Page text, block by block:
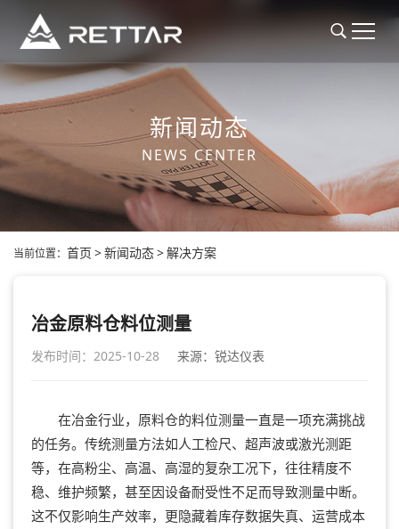
新闻动态
NEWS CENTER
当前位置： 首页 >新闻动态>解决方案
冶金原料仓料位测量
发布时间：2025-10-28 来源：锐达仪表
在冶金行业，原料仓的料位测量一直是一项充满挑战
的任务。传统测量方法如人工检尺、超声波或激光测距
等，在高粉尘、高温、高湿的复杂工况下，往往精度不
稳、维护频繁，甚至因设备耐受性不足而导致测量中断。
这不仅影响生产效率，更隐藏着库存数据失真、运营成本